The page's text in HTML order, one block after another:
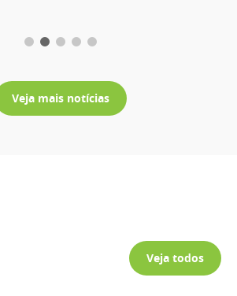
Veja mais notícias
Veja todos